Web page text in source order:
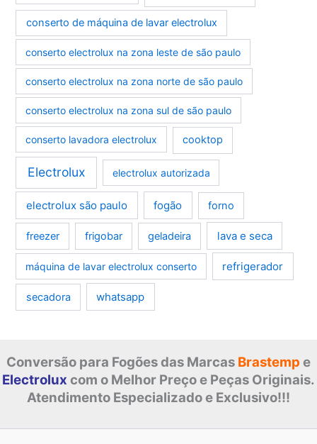
conserto de máquina de lavar electrolux
conserto electrolux na zona leste de são paulo
conserto electrolux na zona norte de são paulo
conserto electrolux na zona sul de são paulo
conserto lavadora electrolux cooktop
Electrolux electrolux autorizada
electrolux são paulo fogão forno
freezer frigobar geladeira lava e seca
máquina de lavar electrolux conserto refrigerador
secadora whatsapp
Conversão para Fogões das Marcas Brastemp e
Electrolux com o Melhor Preço e Peças Originais.
Atendimento Especializado e Exclusivo!!!